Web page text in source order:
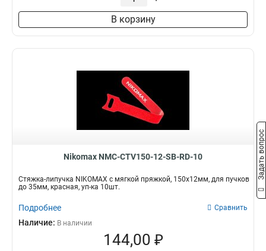
В корзину
Nikomax NMC-CTV150-12-SB-RD-10
Стяжка-липучка NIKOMAX с мягкой пряжкой, 150х12мм, для пучков
до 35мм, красная, уп-ка 10шт.
Подробнее Сравнить
Наличие: В наличии
144,00 ₽
Задать вопрос